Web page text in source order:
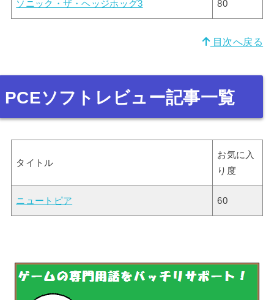
ソニック・ザ・ヘッジホッグ3 80
目次へ戻る
PCEソフトレビュー記事一覧
タイトル
お気に入
り度
ニュートピア 60